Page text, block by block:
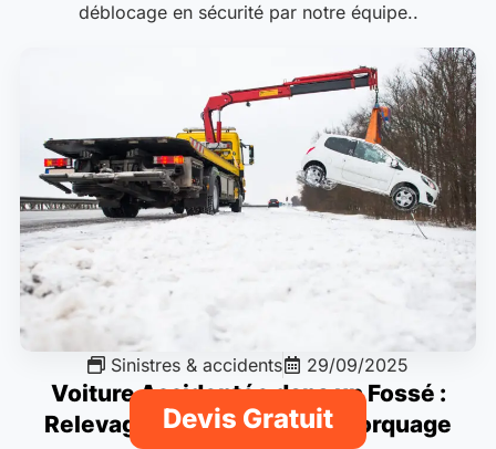
déblocage en sécurité par notre équipe..
Sinistres & accidents 29/09/2025
Voiture Accidentée dans un Fossé :
Relevage, Treuillage et Remorquage
Devis Gratuit